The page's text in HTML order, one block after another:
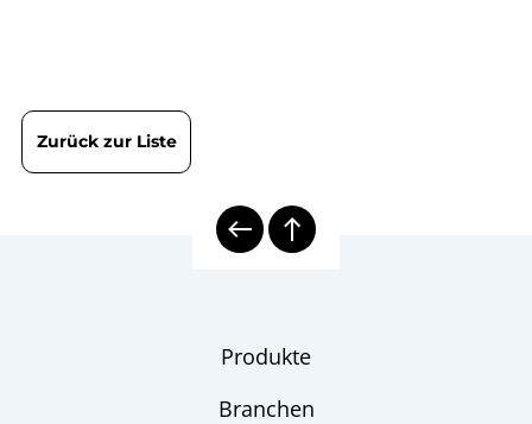
Übersicht
Schutzrohrberechnung
Zurück zur Liste
Produkte
Branchen